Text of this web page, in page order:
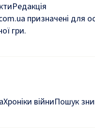
Редакція
призначені для
гри.
Хроніки війниПошук